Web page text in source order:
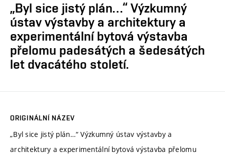
„Byl sice jistý plán…“ Výzkumný
ústav výstavby a architektury a
experimentální bytová výstavba
přelomu padesátých a šedesátých
let dvacátého století.
ORIGINÁLNÍ NÁZEV
„Byl sice jistý plán…“ Výzkumný ústav výstavby a
architektury a experimentální bytová výstavba přelomu